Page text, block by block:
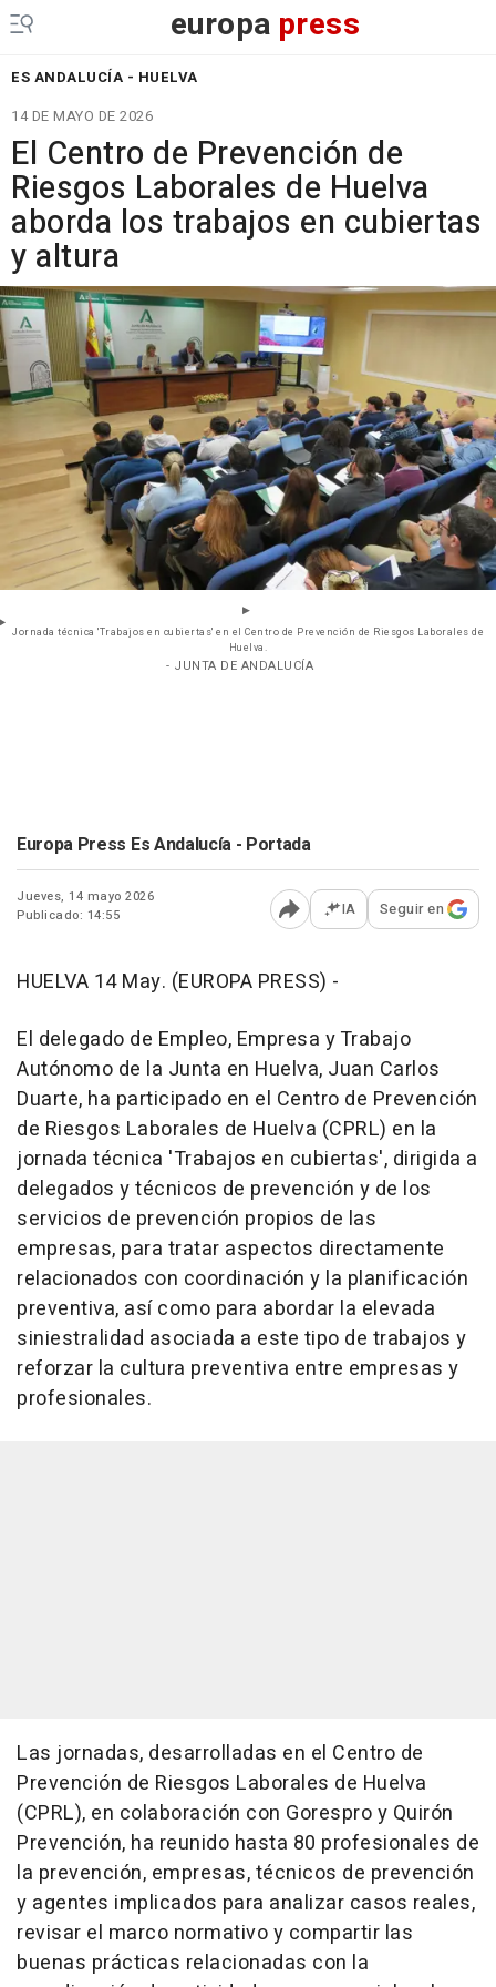
europa press
ES ANDALUCÍA - HUELVA
14 DE MAYO DE 2026
El Centro de Prevención de
Riesgos Laborales de Huelva
aborda los trabajos en cubiertas
y altura
Jornada técnica 'Trabajos en cubiertas' en el Centro de Prevención de Riesgos Laborales de
Huelva.
- JUNTA DE ANDALUCÍA
Europa Press Es Andalucía - Portada
Jueves, 14 mayo 2026
Publicado: 14:55
Abrir opciones para
IA Seguir en
HUELVA 14 May. (EUROPA PRESS) -
El delegado de Empleo, Empresa y Trabajo
Autónomo de la Junta en Huelva, Juan Carlos
Duarte, ha participado en el Centro de Prevención
de Riesgos Laborales de Huelva (CPRL) en la
jornada técnica 'Trabajos en cubiertas', dirigida a
delegados y técnicos de prevención y de los
servicios de prevención propios de las
empresas, para tratar aspectos directamente
relacionados con coordinación y la planificación
preventiva, así como para abordar la elevada
siniestralidad asociada a este tipo de trabajos y
reforzar la cultura preventiva entre empresas y
profesionales.
Las jornadas, desarrolladas en el Centro de
Prevención de Riesgos Laborales de Huelva
(CPRL), en colaboración con Gorespro y Quirón
Prevención, ha reunido hasta 80 profesionales de
la prevención, empresas, técnicos de prevención
y agentes implicados para analizar casos reales,
revisar el marco normativo y compartir las
buenas prácticas relacionadas con la